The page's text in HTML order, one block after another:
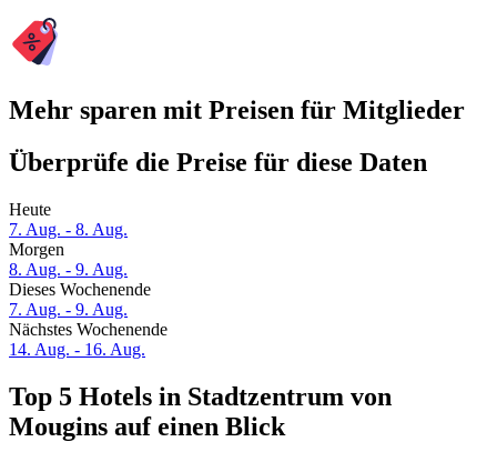
Mehr sparen mit Preisen für Mitglieder
Überprüfe die Preise für diese Daten
Heute
7. Aug. - 8. Aug.
Morgen
8. Aug. - 9. Aug.
Dieses Wochenende
7. Aug. - 9. Aug.
Nächstes Wochenende
14. Aug. - 16. Aug.
Top 5 Hotels in Stadtzentrum von
Mougins auf einen Blick